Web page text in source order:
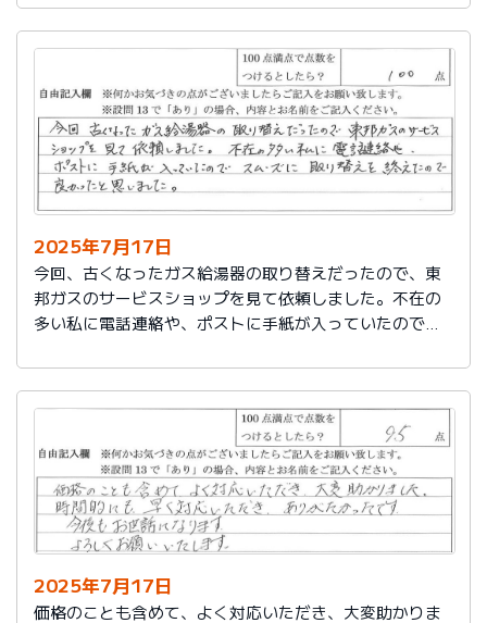
また今後、何かあれば利用させて頂きます。
ありがとうございました。
2025年7月17日
今回、古くなったガス給湯器の取り替えだったので、東
邦ガスのサービスショップを見て依頼しました。不在の
多い私に電話連絡や、ポストに手紙が入っていたので、
た。
2025年7月17日
価格のことも含めて、よく対応いただき、大変助かりま